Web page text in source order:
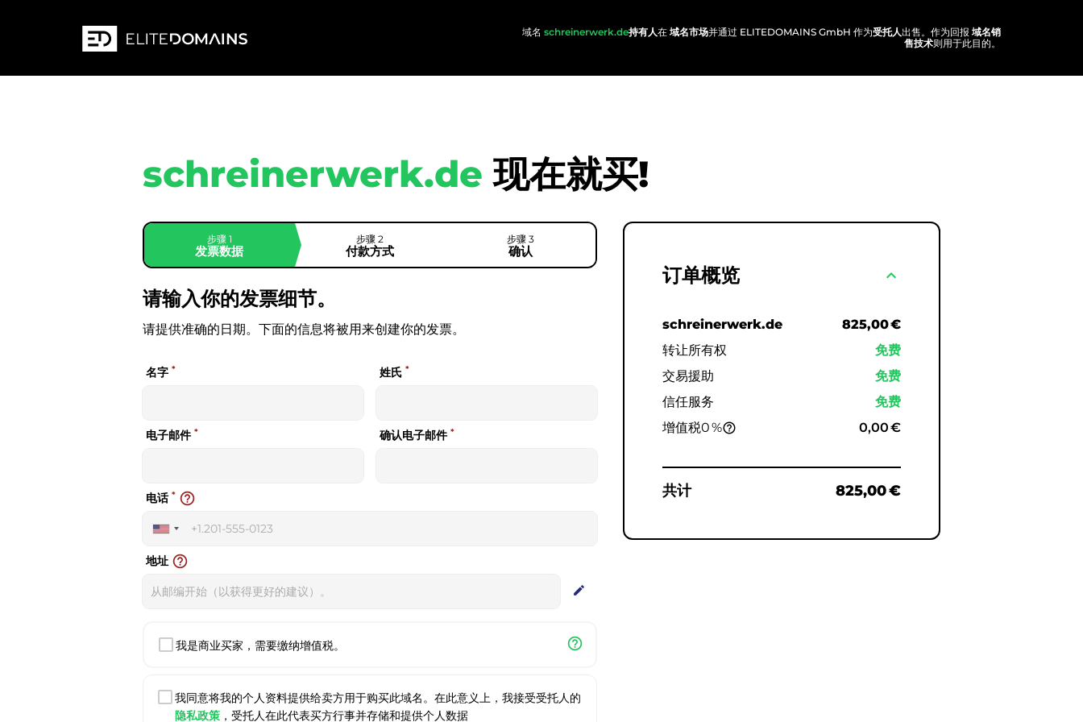
域名 schreinerwerk.de持有人在 域名市场并通过 ELITEDOMAINS GmbH 作为受托人出售。作为回报 域名销
售技术则用于此目的。
schreinerwerk.de 现在就买!
步骤 1
发票数据
步骤 2
付款方式
步骤 3
确认
请输入你的发票细节。
请提供准确的日期。下面的信息将被用来创建你的发票。
名字 * 姓氏*
电子邮件 * 确认电子邮件*
United
States
+1
电话 * help_outline
地址 help_outline
edit
我是商业买家，需要缴纳增值税。 help_outline
我同意将我的个人资料提供给卖方用于购买此域名。在此意义上，我接受受托人的
隐私政策 ，受托人在此代表买方行事并存储和提供个人数据
订单概览 expand_less
schreinerwerk.de
825,00 €
转让所有权
免费
交易援助
免费
信任服务
免费
增值税0 %help_outline 0,00 €
共计 825,00 €